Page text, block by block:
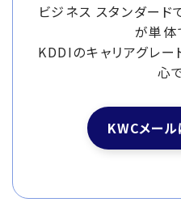
ビジネス スタンダー
が単体
KDDIのキャリアグレ
心
KWCメール